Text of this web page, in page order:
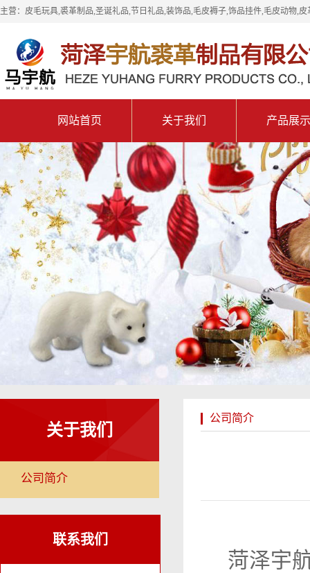
主营：皮毛玩具,裘革制品,圣诞礼品,节日礼品,装饰品,毛皮褥子,饰品挂件,毛皮动物,
网站首页 关于我们 产品展示
关于我们
公司简介
联系我们
公司简介
菏泽宇航